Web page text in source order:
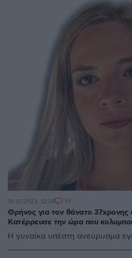
Θρήνος για τον θάνατο 37χρονης
Κατέρρευσε την ώρα που
Η γυναίκα υπέστη ανεύρυσμα
10.07.2023, 12:39 93